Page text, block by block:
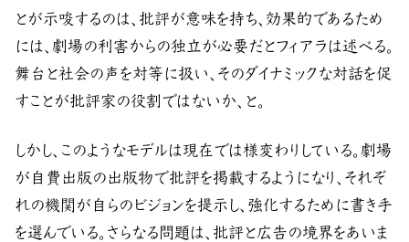
とが示唆するのは、批評が意味を持ち、効果的であるため
には、劇場の利害からの独立が必要だとフィアラは述べる。
舞台と社会の声を対等に扱い、そのダイナミックな対話を促
すことが批評家の役割ではないか、と。
しかし、このようなモデルは現在では様変わりしている。劇場
が自費出版の出版物で批評を掲載するようになり、それぞ
れの機関が自らのビジョンを提示し、強化するために書き手
を選んでいる。さらなる問題は、批評と広告の境界をあいま